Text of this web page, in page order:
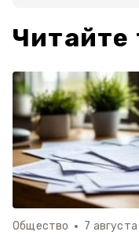
Читайте
Общество 7 августа